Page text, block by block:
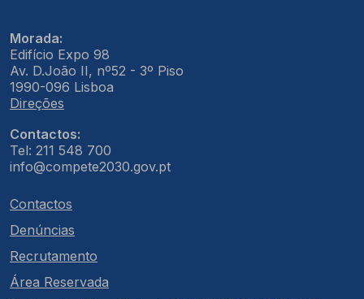
Morada:
Edifício Expo 98
Av. D.João II, nº52 - 3º Piso
1990-096 Lisboa
Direções
Contactos:
Tel: 211 548 700
info@compete2030.gov.pt
Contactos
Denúncias
Recrutamento
Área Reservada